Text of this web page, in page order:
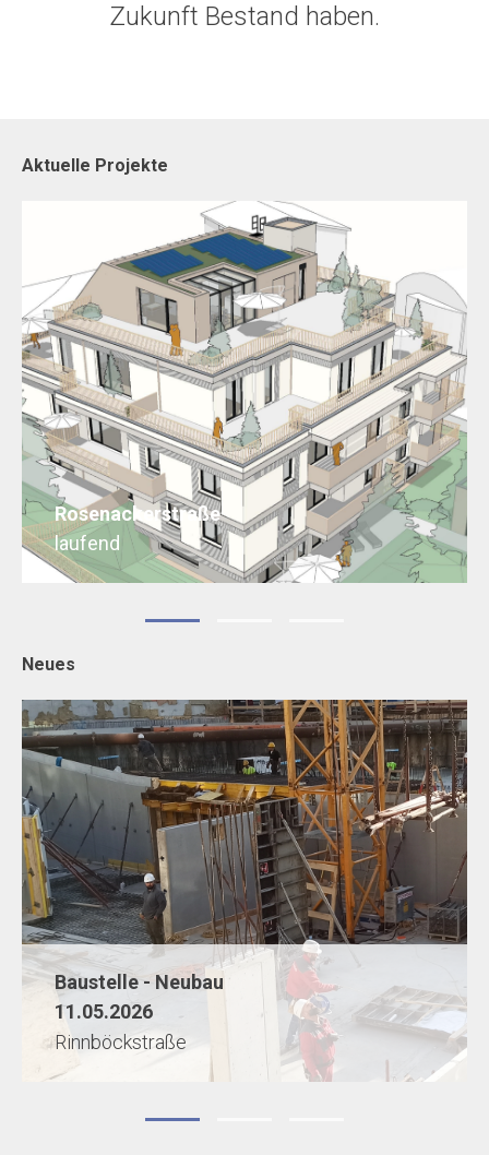
Zukunft Bestand haben.
Aktuelle Projekte
Rosenackerstraße
laufend
Neues
Baustelle - Neubau
11.05.2026
Rinnböckstraße